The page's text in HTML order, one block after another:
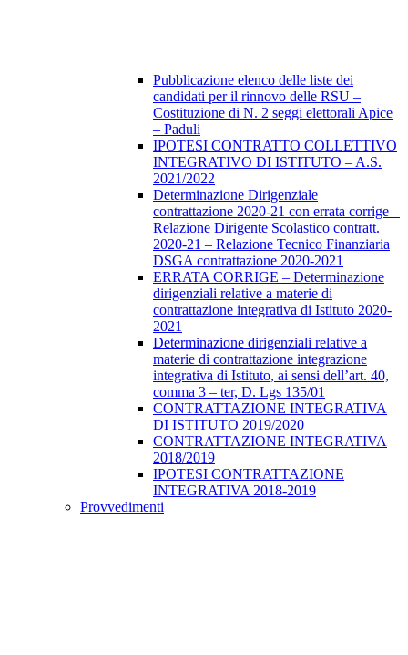
Pubblicazione elenco delle liste dei
candidati per il rinnovo delle RSU –
Costituzione di N. 2 seggi elettorali Apice
– Paduli
IPOTESI CONTRATTO COLLETTIVO
INTEGRATIVO DI ISTITUTO – A.S.
2021/2022
Determinazione Dirigenziale
contrattazione 2020-21 con errata corrige –
Relazione Dirigente Scolastico contratt.
2020-21 – Relazione Tecnico Finanziaria
DSGA contrattazione 2020-2021
ERRATA CORRIGE – Determinazione
dirigenziali relative a materie di
contrattazione integrativa di Istituto 2020-
2021
Determinazione dirigenziali relative a
materie di contrattazione integrazione
integrativa di Istituto, ai sensi dell’art. 40,
comma 3 – ter, D. Lgs 135/01
CONTRATTAZIONE INTEGRATIVA
DI ISTITUTO 2019/2020
CONTRATTAZIONE INTEGRATIVA
2018/2019
IPOTESI CONTRATTAZIONE
INTEGRATIVA 2018-2019
Provvedimenti